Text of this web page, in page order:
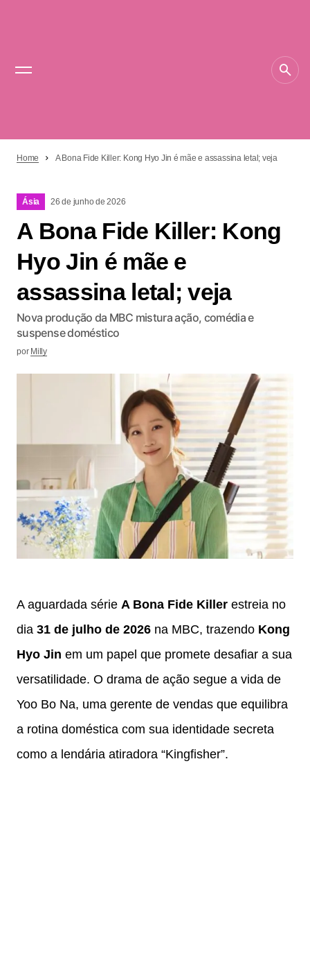
Home A Bona Fide Killer: Kong Hyo Jin é mãe e assassina letal; veja
Ásia 26 de junho de 2026
A Bona Fide Killer: Kong
Hyo Jin é mãe e
assassina letal; veja
Nova produção da MBC mistura ação, comédia e
suspense doméstico
por Milly
A aguardada série A Bona Fide Killer estreia no
dia 31 de julho de 2026 na MBC, trazendo Kong
Hyo Jin em um papel que promete desafiar a sua
versatilidade. O drama de ação segue a vida de
Yoo Bo Na, uma gerente de vendas que equilibra
a rotina doméstica com sua identidade secreta
como a lendária atiradora “Kingfisher”.